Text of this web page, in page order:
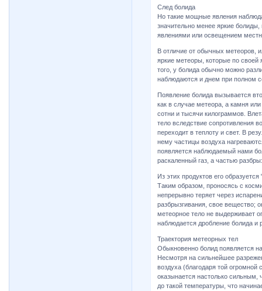
След болида
Но такие мощные явления
значительно менее яркие
явлениями или освещением
В отличие от обычных метеоров,
яркие метеоры, которые по своей
того, у болида обычно можно
наблюдаются и днем при полном
Появление болида вызывается
как в случае метеора, а камня
сотни и тысячи килограммов.
тело вследствие сопротивления
переходит в теплоту и свет. В
нему частицы воздуха
появляется наблюдаемый нами
раскаленный газ, а частью
Из этих продуктов его
Таким образом, проносясь с
непрерывно теряет через
разбрызгивания, свое вещество;
метеорное тело не выдерживает
наблюдается дробление болида и
Траектория метеорных тел
Обыкновенно болид появляется
Несмотря на сильнейшее
воздуха (благодаря той огромной
оказынается настолько сильным,
до такой температуры, что